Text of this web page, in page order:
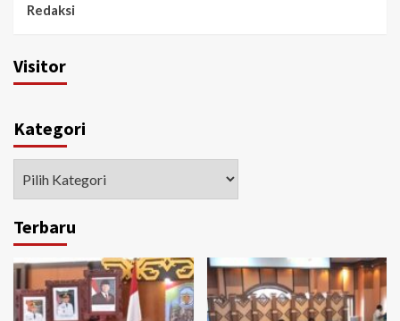
Redaksi
Visitor
Kategori
Terbaru